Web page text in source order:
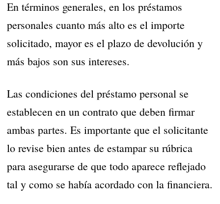
En términos generales, en los préstamos
personales cuanto más alto es el importe
solicitado, mayor es el plazo de devolución y
más bajos son sus intereses.
Las condiciones del préstamo personal se
establecen en un contrato que deben firmar
ambas partes. Es importante que el solicitante
lo revise bien antes de estampar su rúbrica
para asegurarse de que todo aparece reflejado
tal y como se había acordado con la financiera.